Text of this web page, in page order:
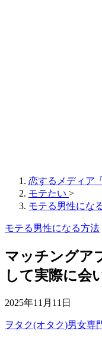
恋するメディア
モテたい >
モテる男性にな
モテる男性になる方法
マッチングア
して実際に会
2025年11月11日
ヲタク(オタク)男女専